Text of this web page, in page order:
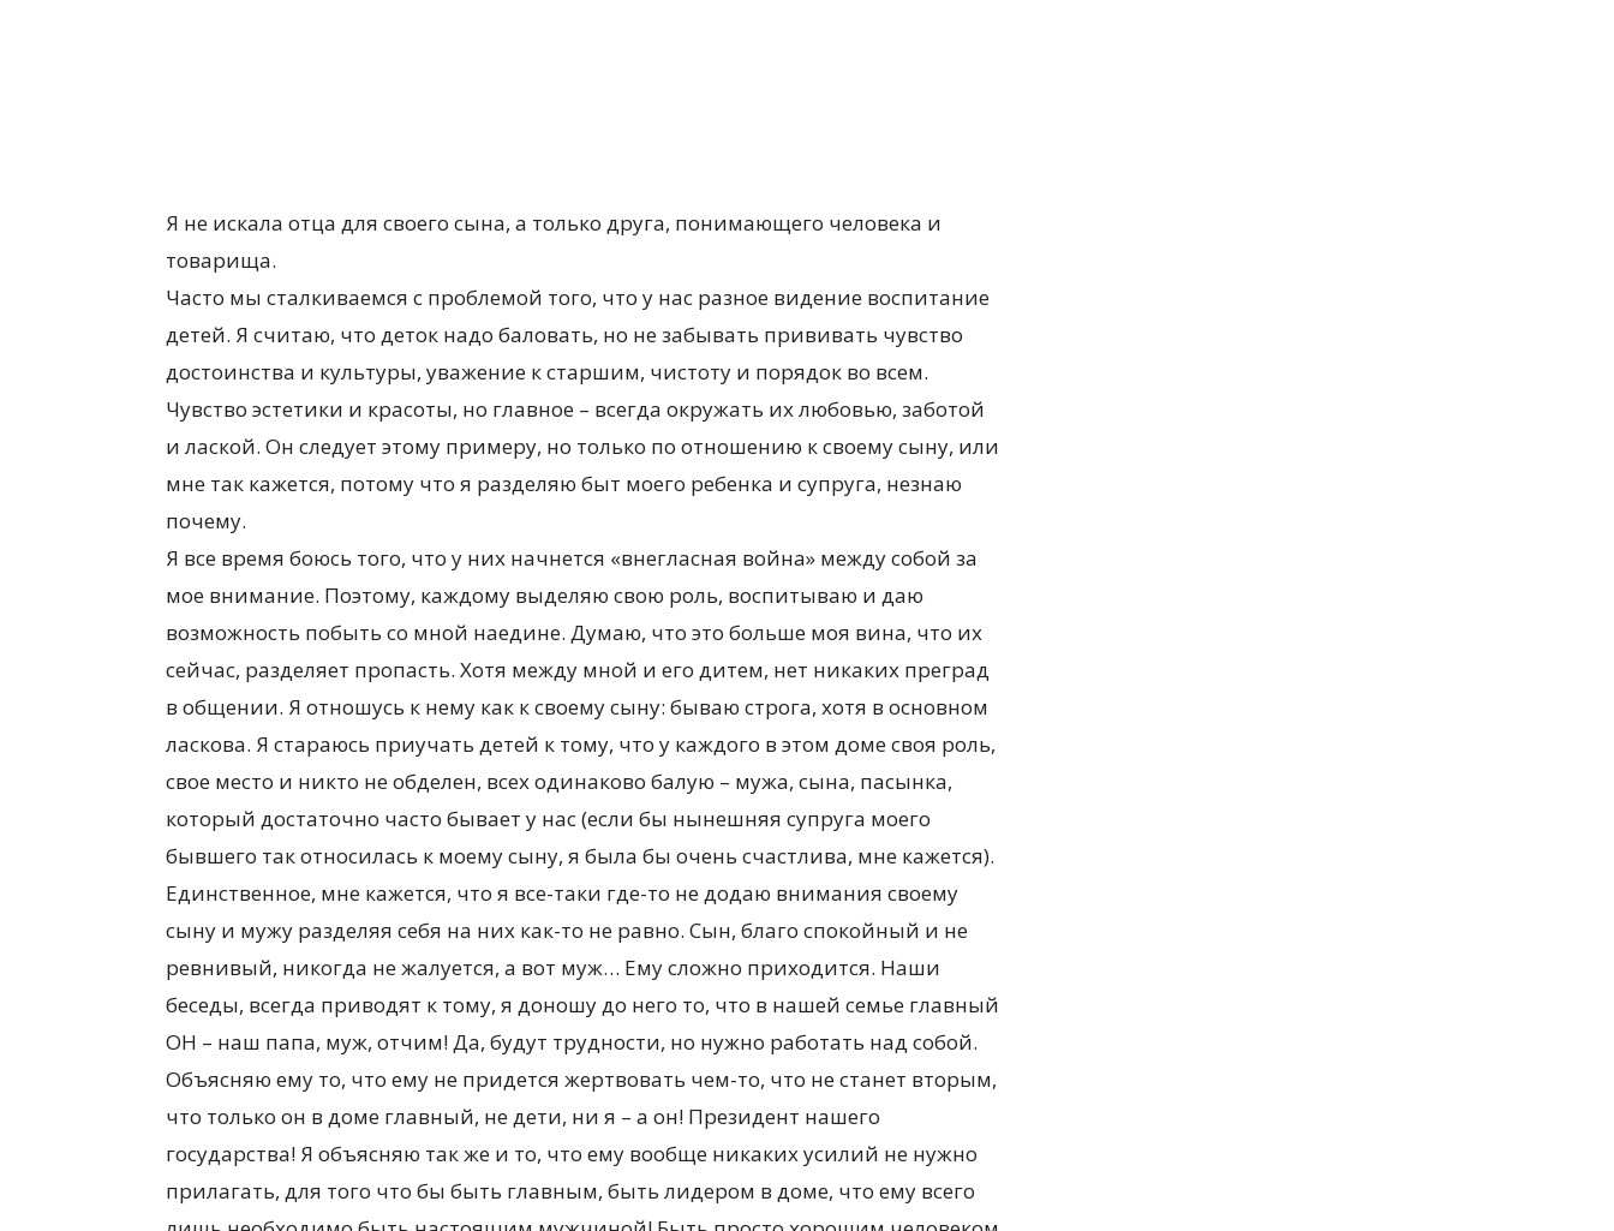
Я не искала отца для своего сына, а только друга, понимающего человека и
товарища.
Часто мы сталкиваемся с проблемой того, что у нас разное видение воспитание
детей. Я считаю, что деток надо баловать, но не забывать прививать чувство
достоинства и культуры, уважение к старшим, чистоту и порядок во всем.
Чувство эстетики и красоты, но главное – всегда окружать их любовью, заботой
и лаской. Он следует этому примеру, но только по отношению к своему сыну, или
мне так кажется, потому что я разделяю быт моего ребенка и супруга, незнаю
почему.
Я все время боюсь того, что у них начнется «внегласная война» между собой за
мое внимание. Поэтому, каждому выделяю свою роль, воспитываю и даю
возможность побыть со мной наедине. Думаю, что это больше моя вина, что их
сейчас, разделяет пропасть. Хотя между мной и его дитем, нет никаких преград
в общении. Я отношусь к нему как к своему сыну: бываю строга, хотя в основном
ласкова. Я стараюсь приучать детей к тому, что у каждого в этом доме своя роль,
свое место и никто не обделен, всех одинаково балую – мужа, сына, пасынка,
который достаточно часто бывает у нас (если бы нынешняя супруга моего
бывшего так относилась к моему сыну, я была бы очень счастлива, мне кажется).
Единственное, мне кажется, что я все-таки где-то не додаю внимания своему
сыну и мужу разделяя себя на них как-то не равно. Сын, благо спокойный и не
ревнивый, никогда не жалуется, а вот муж… Ему сложно приходится. Наши
беседы, всегда приводят к тому, я доношу до него то, что в нашей семье главный
ОН – наш папа, муж, отчим! Да, будут трудности, но нужно работать над собой.
Объясняю ему то, что ему не придется жертвовать чем-то, что не станет вторым,
что только он в доме главный, не дети, ни я – а он! Президент нашего
государства! Я объясняю так же и то, что ему вообще никаких усилий не нужно
прилагать, для того что бы быть главным, быть лидером в доме, что ему всего